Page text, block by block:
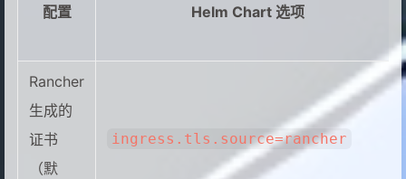
配置 Helm Chart 选项
Rancher
生成的
证书
（默
ingress.tls.source=rancher